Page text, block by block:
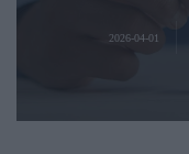
2026-04-01